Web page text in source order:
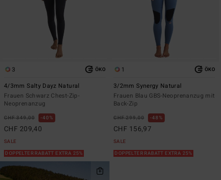
3 ÖKO
4/3mm Salty Dayz Natural
Frauen Schwarz Chest-Zip-
Neoprenanzug
CHF 349,00 40%
CHF 209,40
SALE
DOPPELTER RABATT EXTRA 25%
1 ÖKO
3/2mm Synergy Natural
Frauen Blau GBS-Neoprenanzug mit
Back-Zip
CHF 299,00 48%
CHF 156,97
SALE
DOPPELTER RABATT EXTRA 25%